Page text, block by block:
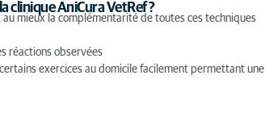
clinique AniCura VetRef ?
mieux la complémentarité de toutes ces techniques
réactions observées
exercices au domicile facilement permettant une